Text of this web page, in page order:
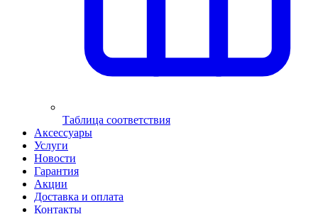
Таблица соответствия
Аксессуары
Услуги
Новости
Гарантия
Акции
Доставка и оплата
Контакты